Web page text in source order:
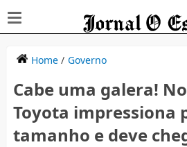
Home/ Governo
Cabe uma galera!
Toyota impressiona
tamanho e deve